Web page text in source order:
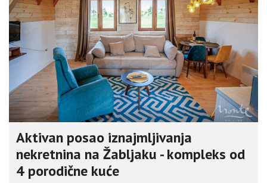
Aktivan posao iznajmljivanja
nekretnina na Žabljaku - kompleks od
4 porodične kuće